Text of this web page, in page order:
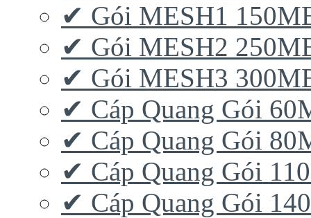
✔ Gói MESH1
✔ Gói MESH2
✔ Gói MESH3
✔ Cáp Quang Gói
✔ Cáp Quang Gói
✔ Cáp Quang Gói
✔ Cáp Quang Gói